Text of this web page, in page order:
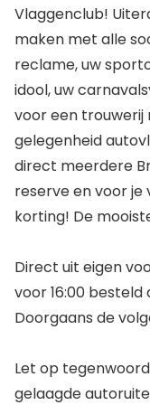
Vlaggenclub!
maken met alle
reclame, uw
idool, uw
voor een trouwerij
gelegenheid
direct meerdere
reserve en voor je
korting! De
Direct uit eigen
voor 16:00 besteld
Doorgaans de
Let op
gelaagde